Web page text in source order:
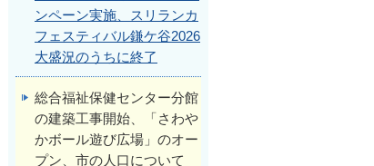
ンペーン実施、スリランカ
フェスティバル鎌ケ谷2026
大盛況のうちに終了
総合福祉保健センター分館
の建築工事開始、「さわや
かボール遊び広場」のオー
プン、市の人口について